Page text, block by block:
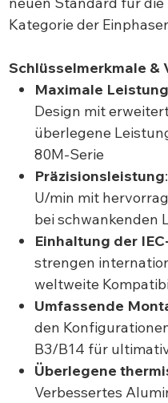
Kategorie der
Schlüsselmerkmale &
Maximale
Design mit
überlegene
80M-Serie
Präzisionsleistung
U/min mit
bei schwankenden
Einhaltung der
strengen
weltweite
Umfassende
den
B3/B14 für
Überlegene
Verbessertes